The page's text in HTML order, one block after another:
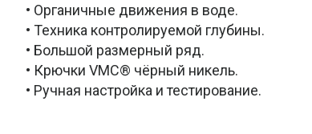
• Органичные движения в воде.
• Техника контролируемой глубины.
• Большой размерный ряд.
• Крючки VMC® чёрный никель.
• Ручная настройка и тестирование.